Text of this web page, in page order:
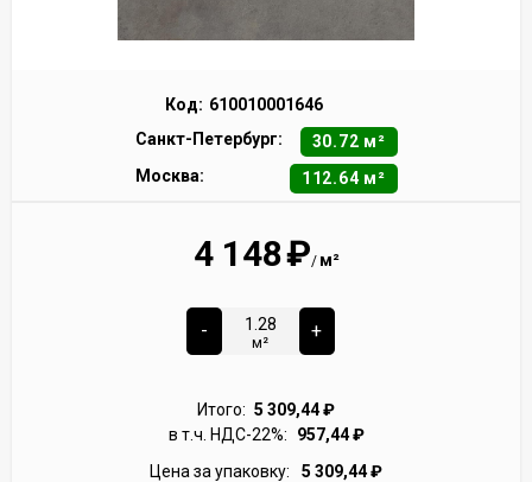
Код: 610010001646
Санкт-Петербург:
30.72 м²
Москва:
112.64 м²
4 148₽/ м²
-
м²
+
Итого: 5 309,44₽
в т.ч. НДС-22%:
957,44₽
Цена за упаковку:
5 309,44₽